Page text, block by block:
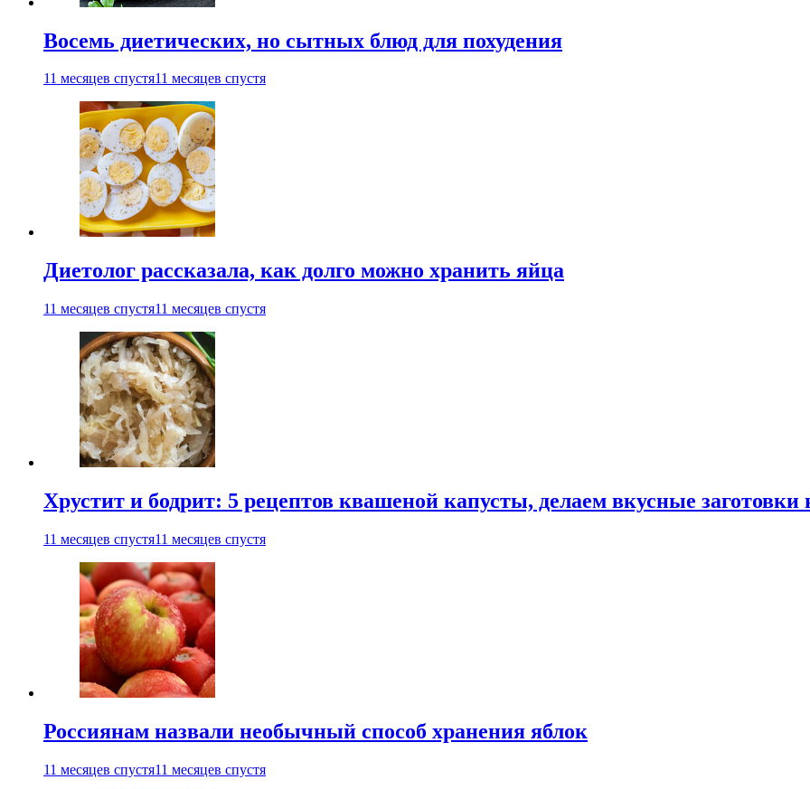
Восемь диетических, но сытных блюд для похудения
11 месяцев спустя11 месяцев спустя
Диетолог рассказала, как долго можно хранить яйца
11 месяцев спустя11 месяцев спустя
Хрустит и бодрит: 5 рецептов квашеной капусты, делаем вкусные заготовки
11 месяцев спустя11 месяцев спустя
Россиянам назвали необычный способ хранения яблок
11 месяцев спустя11 месяцев спустя